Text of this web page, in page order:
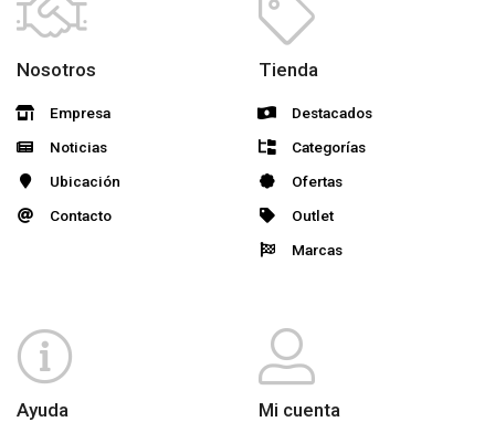
Nosotros
Empresa
Noticias
Ubicación
Contacto
Tienda
Destacados
Categorías
Ofertas
Outlet
Marcas
Ayuda Mi cuenta